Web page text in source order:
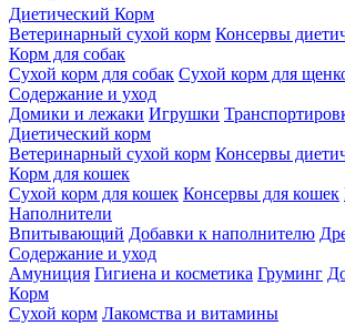
Диетический Корм
Ветеринарный сухой корм Консервы
Корм для собак
Сухой корм для собак Сухой корм для
Содержание и уход
Домики и лежаки Игрушки
Диетический корм
Ветеринарный сухой корм Консервы
Корм для кошек
Сухой корм для кошек Консервы для кошек
Наполнители
Впитывающий Добавки к наполнителю
Содержание и уход
Амуниция Гигиена и косметика Груминг
Корм
Сухой корм Лакомства и витамины